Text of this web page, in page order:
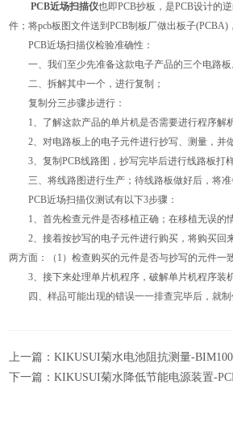
PCB近场扫描仪也即PCB抄板，是PCB设计的
件；将pcb板图文件送到PCB制板厂做出板子
PCB近场扫描仪检验准确性：
一、我们至少先准备这款电子产品的三个电路板
二、拆解其中一个，进行复制；
复制分三步骤步进行：
1、了解这款产品的单片机是否需要进行程序解
2、对电路板上的电子元件进行抄写、测量，并
3、复制PCB线路图，抄写完毕后进行线路板打样
三、将线路图进行生产；待线路板做好后，将准
PCB近场扫描仪测试有以下3步骤：
1、首先检查元件是否移植正确；在移植无误的
2、接着按抄写的电子元件进行购买，将购买回
两方面：（1）检查购买的元件是否与抄写的元件一
3、接下来处理单片机程序，破解单片机程序装机
四、样品可能出现的错误一一排查完毕后，就制
上一篇： KIKUSUI菊水电池阻抗测量-
下一篇： KIKUSUI菊水降低节能电源装置-